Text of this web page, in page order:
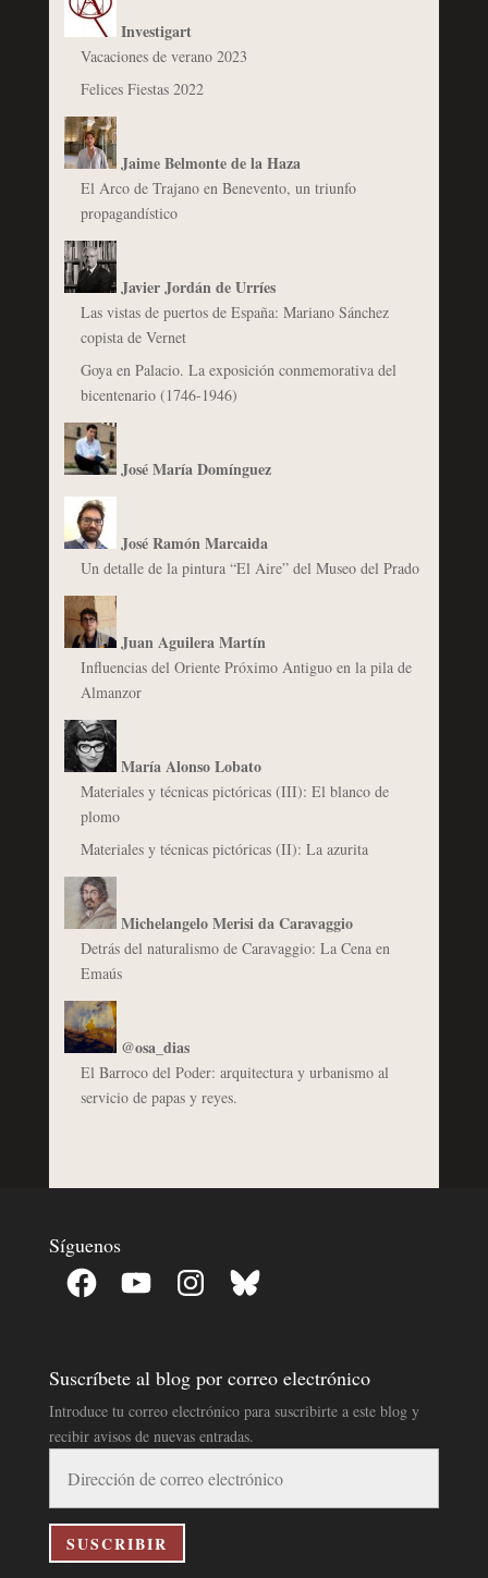
Investigart
Vacaciones de verano 2023
Felices Fiestas 2022
Jaime Belmonte de la Haza
El Arco de Trajano en Benevento, un triunfo
propagandístico
Javier Jordán de Urríes
Las vistas de puertos de España: Mariano Sánchez
copista de Vernet
Goya en Palacio. La exposición conmemorativa del
bicentenario (1746-1946)
José María Domínguez
José Ramón Marcaida
Un detalle de la pintura “El Aire” del Museo del Prado
Juan Aguilera Martín
Influencias del Oriente Próximo Antiguo en la pila de
Almanzor
María Alonso Lobato
Materiales y técnicas pictóricas (III): El blanco de
plomo
Materiales y técnicas pictóricas (II): La azurita
Michelangelo Merisi da Caravaggio
Detrás del naturalismo de Caravaggio: La Cena en
Emaús
@osa_dias
El Barroco del Poder: arquitectura y urbanismo al
servicio de papas y reyes.
Síguenos
Facebook YouTube InstagramBluesky
Suscríbete al blog por correo electrónico
Introduce tu correo electrónico para suscribirte a este blog y
recibir avisos de nuevas entradas.
correo
electrónico
SUSCRIBIR